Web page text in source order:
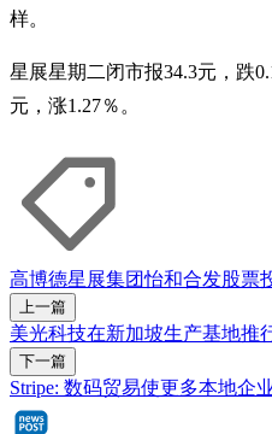
样。
星展星期二闭市报34.3元，跌
元，涨1.27％。
高博德星展集团怡和合发股票
上一篇
美光科技在新加坡生产基地推
下一篇
Stripe: 数码贸易使更多本地